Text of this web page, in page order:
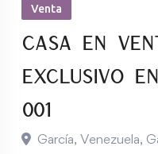
Venta
Casa en
exclusivo
001
García, Venezuela,